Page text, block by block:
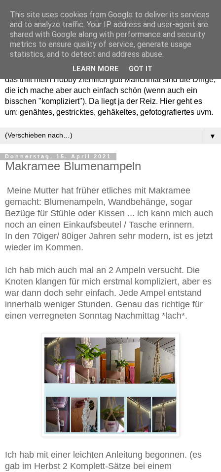
Willkommen in meinem "Wohnzimmer". Einfach und schön -
das trifft mein Hobby ziemlich gut! Manchmal sind die Dinge,
die ich mache aber auch einfach schön (wenn auch ein
bisschen "kompliziert"). Da liegt ja der Reiz. Hier geht es
um: genähtes, gestricktes, gehäkeltes, gefotografiertes uvm.
▼
Donnerstag, 15. April 2021
Makramee Blumenampeln
Meine Mutter hat früher etliches mit Makramee
gemacht: Blumenampeln, Wandbehänge, sogar
Bezüge für Stühle oder Kissen ... ich kann mich auch
noch an einen Einkaufsbeutel / Tasche erinnern.
In den 70iger/ 80iger Jahren sehr modern, ist es jetzt
wieder im Kommen.
Ich hab mich auch mal an 2 Ampeln versucht. Die
Knoten klangen für mich erstmal kompliziert, aber es
war dann doch sehr einfach. Jede Ampel entstand
innerhalb weniger Stunden. Genau das richtige für
einen verregneten Sonntag Nachmittag *lach*.
Ich hab mit einer leichten Anleitung begonnen. (es
gab im Herbst 2 Komplett-Sätze bei einem
This site uses cookies from Google to deliver its services
and to analyze traffic. Your IP address and user-agent are
shared with Google along with performance and security
metrics to ensure quality of service, generate usage
statistics, and to detect and address abuse.
LEARN MORE GOT IT